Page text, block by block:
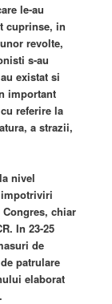
le-au
cuprinse, in
revolte,
s-au
existat si
important
referire la
a strazii,
nivel
impotriviri
chiar
In 23-25
de
patrulare
elaborat